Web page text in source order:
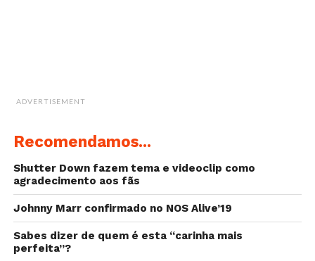
que as pessoas sentem falta exatamente, ao que um
outro fã responde:
Não seria uma opção
inteligente se tocasse os
solos de chidem?
ADVERTISEMENT
Recomendamos...
Shutter Down fazem tema e videoclip como
agradecimento aos fãs
Johnny Marr confirmado no NOS Alive’19
Sabes dizer de quem é esta “carinha mais
perfeita”?